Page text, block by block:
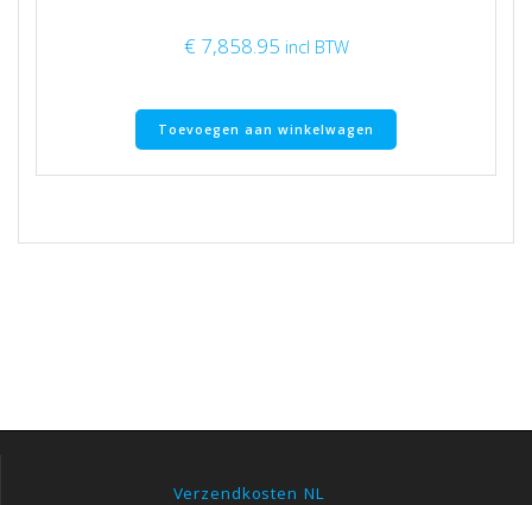
€ 7,858.95 incl BTW
Toevoegen aan winkelwagen
Verzendkosten NL